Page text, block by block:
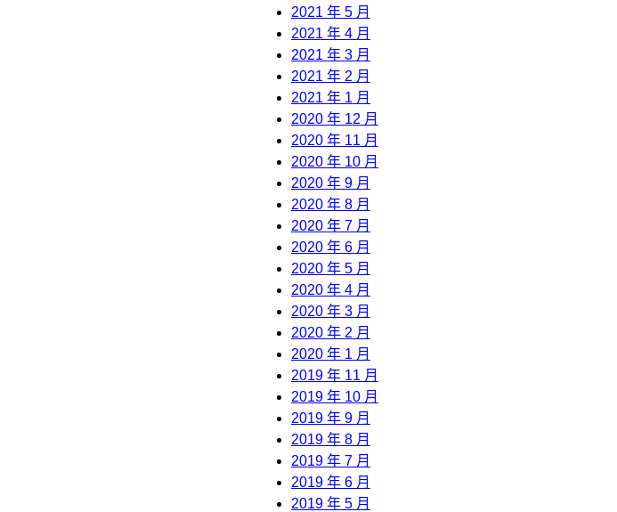
2021 年 5 月
2021 年 4 月
2021 年 3 月
2021 年 2 月
2021 年 1 月
2020 年 12 月
2020 年 11 月
2020 年 10 月
2020 年 9 月
2020 年 8 月
2020 年 7 月
2020 年 6 月
2020 年 5 月
2020 年 4 月
2020 年 3 月
2020 年 2 月
2020 年 1 月
2019 年 11 月
2019 年 10 月
2019 年 9 月
2019 年 8 月
2019 年 7 月
2019 年 6 月
2019 年 5 月